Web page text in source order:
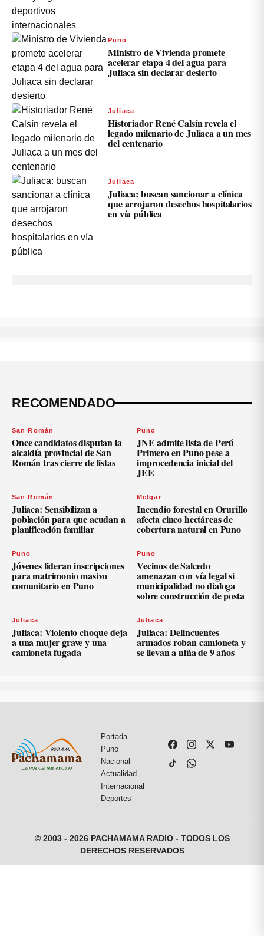
Puno
Ministro de Vivienda promete
acelerar etapa 4 del agua para
Juliaca sin declarar desierto
Juliaca
Historiador René Calsín revela el
legado milenario de Juliaca a un mes
del centenario
Juliaca
Juliaca: buscan sancionar a clínica
que arrojaron desechos hospitalarios
en vía pública
RECOMENDADO
San Román
Once candidatos disputan la
alcaldía provincial de San
Román tras cierre de listas
Puno
JNE admite lista de Perú
Primero en Puno pese a
improcedencia inicial del
JEE
San Román
Juliaca: Sensibilizan a
población para que acudan a
planificación familiar
Melgar
Incendio forestal en Orurillo
afecta cinco hectáreas de
cobertura natural en Puno
Puno
Jóvenes lideran inscripciones
para matrimonio masivo
comunitario en Puno
Puno
Vecinos de Salcedo
amenazan con vía legal si
municipalidad no dialoga
sobre construcción de posta
Juliaca
Juliaca: Violento choque deja
a una mujer grave y una
camioneta fugada
Juliaca
Juliaca: Delincuentes
armados roban camioneta y
se llevan a niña de 9 años
Portada
Puno
Nacional
Actualidad
Internacional
Deportes
© 2003 - 2026 PACHAMAMA RADIO - TODOS LOS
DERECHOS RESERVADOS